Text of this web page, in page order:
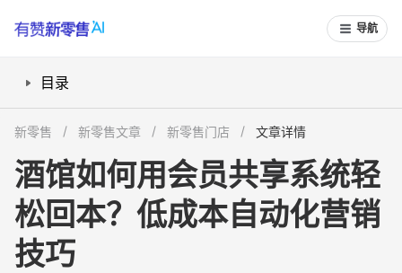
导航
目录
优惠券和股东券怎样刺激消费和裂变？
为什么选择自动化小程序代替人工营销？
常见问题
新零售 新零售文章 新零售门店 文章详情
酒馆如何用会员共享系统轻
松回本？低成本自动化营销
技巧